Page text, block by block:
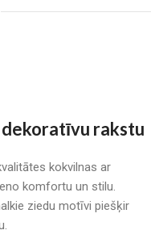
rakstu
kokvilnas ar
komfortu un stilu.
ziedu motīvi piešķir